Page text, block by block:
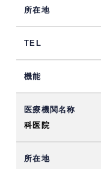
科医院